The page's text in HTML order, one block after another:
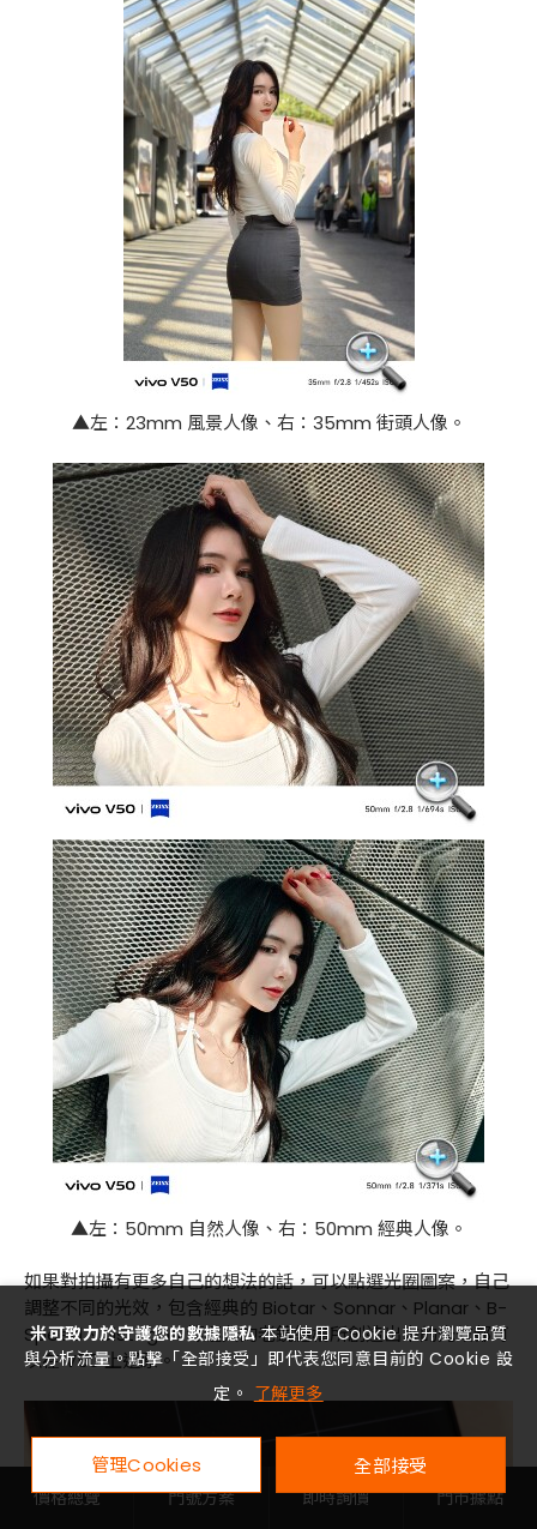
▲左：23mm 風景人像、右：35mm 街頭人像。
▲左：50mm 自然人像、右：50mm 經典人像。
如果對拍攝有更多自己的想法的話，可以點選光圈圖案，自己
調整不同的光效，包含經典的 Biotar、Sonnar、Planar、B-
Speed、Distagon 等經典的老鏡結構所創造出來的光效都可
以在 V50 上還原。
價格總覽 門號方案 即時詢價 門市據點
米可致力於守護您的數據隱私本站使用 Cookie 提升瀏覽品質
與分析流量。點擊「全部接受」即代表您同意目前的 Cookie 設
定。 了解更多
管理Cookies 全部接受